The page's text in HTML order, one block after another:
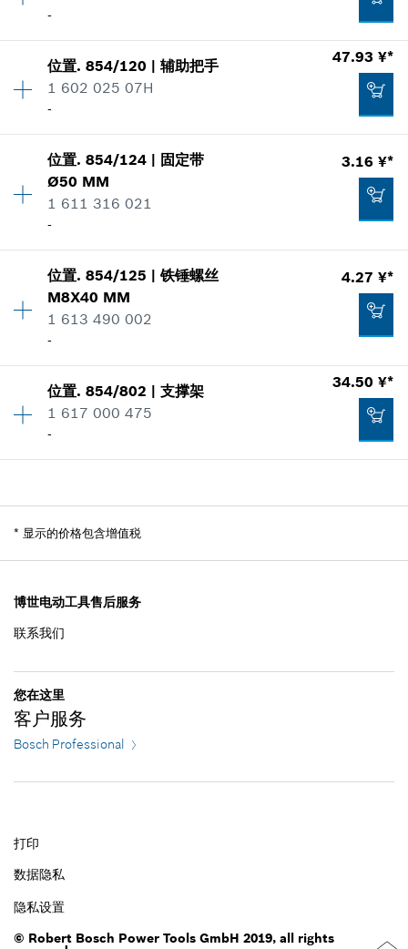
加入购物车
160.18 ¥*
*显示的价格包含增值税
加入购物车
-
-
数量 1
价格类组: 00
使用证明
显示在插图
68.22 ¥*
位置.854/120 |辅助把手
1 602 025 07H
-
47.93 ¥*
价格类组:00
零件信息
*显示的价格包含增值税
位置.854/124 | 固定带
Ø50 MM
1 611 316 021
-
3.16 ¥*
数量 1
价格类组:00
零件信息
显示在插图
位置.854/125 |铁锤螺丝
M8X40 MM
1 613 490 002
-
4.27 ¥*
数量 1
价格类组: 00
使用证明
4.27 ¥*
*
位置.854/802 |支撑架
1 617 000 475
-
34.50 ¥*
价格类组:00
零件信息
34.50 ¥*
*显示的价格包含增值税
加入购物车
* 显示的价格包含增值税
博世电动工具售后服务
联系我们
您在这里
客户服务
Bosch Professional
打印
数据隐私
隐私设置
© Robert Bosch Power Tools GmbH 2019, all rights